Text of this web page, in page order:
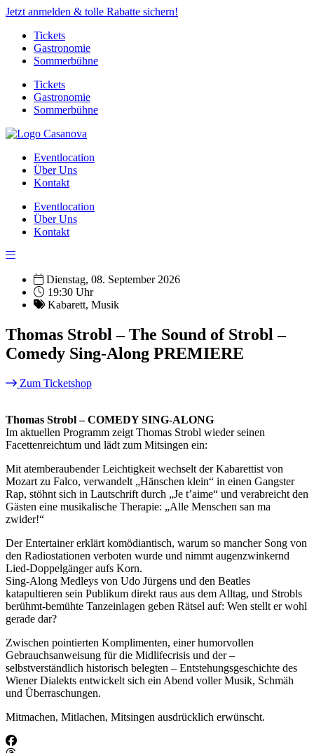
Jetzt anmelden & tolle Rabatte sichern!
Tickets
Gastronomie
Sommerbühne
Tickets
Gastronomie
Sommerbühne
Eventlocation
Über Uns
Kontakt
Eventlocation
Über Uns
Kontakt
Dienstag, 08. September 2026
19:30 Uhr
Kabarett, Musik
Thomas Strobl – The Sound of Strobl –
Comedy Sing-Along PREMIERE
Zum Ticketshop
Thomas Strobl – COMEDY SING-ALONG
Im aktuellen Programm zeigt Thomas Strobl wieder seinen
Facettenreichtum und lädt zum Mitsingen ein:
Mit atemberaubender Leichtigkeit wechselt der Kabarettist von
Mozart zu Falco, verwandelt „Hänschen klein“ in einen Gangster
Rap, stöhnt sich in Lautschrift durch „Je t’aime“ und verabreicht den
Gästen eine musikalische Therapie: „Alle Menschen san ma
zwider!“
Der Entertainer erklärt komödiantisch, warum so mancher Song von
den Radiostationen verboten wurde und nimmt augenzwinkernd
Lied-Doppelgänger aufs Korn.
Sing-Along Medleys von Udo Jürgens und den Beatles
katapultieren sein Publikum direkt raus aus dem Alltag, und Strobls
berühmt-bemühte Tanzeinlagen geben Rätsel auf: Wen stellt er wohl
gerade dar?
Zwischen pointierten Komplimenten, einer humorvollen
Gebrauchsanweisung für die Midlifecrisis und der –
selbstverständlich historisch belegten – Entstehungsgeschichte des
Wiener Dialekts entwickelt sich ein Abend voller Musik, Schmäh
und Überraschungen.
Mitmachen, Mitlachen, Mitsingen ausdrücklich erwünscht.